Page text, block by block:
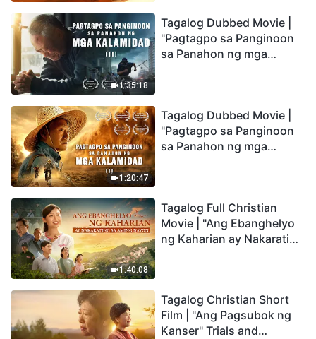
1:35:18
Tagalog Dubbed Movie |
"Pagtagpo sa Panginoon
sa Panahon ng mga
Tayo Makakapasok sa
Kaharian ng Diyos?
1:20:47
Tagalog Dubbed Movie |
"Pagtagpo sa Panginoon
sa Panahon ng mga
Sangkatauhan?
1:40:08
Tagalog Full Christian
Movie | "Ang Ebanghelyo
ng Kaharian ay Nakarating
Tagalog Christian Short
Film | "Ang Pagsubok ng
Kanser" Trials and